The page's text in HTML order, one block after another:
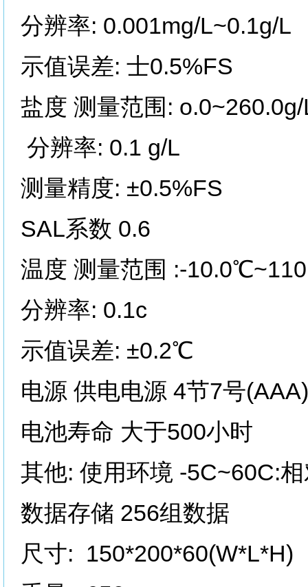
分辨率: 0.001mg/L~0.1g/L
示值误差: 士0.5%FS
盐度 测量范围:
分辨率: 0.1 g/L
测量精度: ±0.5%FS
SAL系数 0.6
温度 测量范围 :-
分辨率: 0.1c
示值误差: ±0.2℃
电源 供电电源 4节7号
电池寿命 大于500小时
其他: 使用环境 -5C~60C:
数据存储 256组数据
尺寸: 150*200*60(W*L*H)